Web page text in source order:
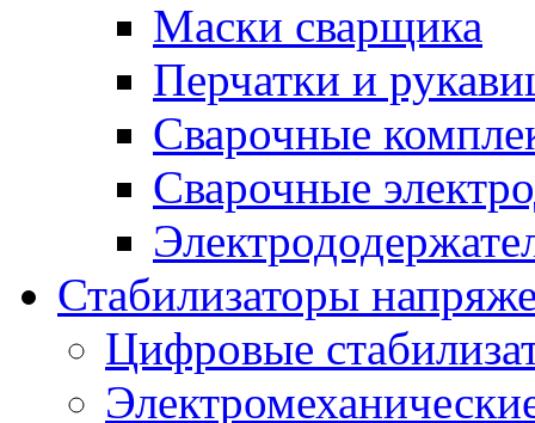
Маски сварщика
Перчатки и
Сварочные
Сварочные
Стабилизаторы
Цифровые